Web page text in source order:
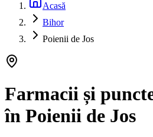
Acasă
Bihor
Poienii de Jos
Farmacii și
în Poienii de Jos